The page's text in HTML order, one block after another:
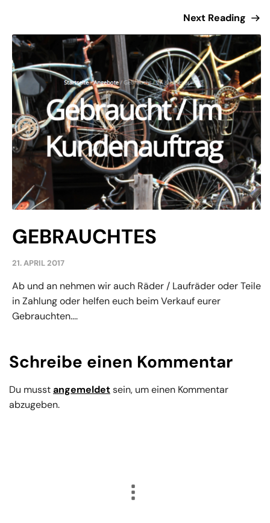
Next Reading
GEBRAUCHTES
21. APRIL 2017
Ab und an nehmen wir auch Räder / Laufräder oder Teile
in Zahlung oder helfen euch beim Verkauf eurer
Gebrauchten....
Schreibe einen Kommentar
Du musstangemeldetsein, um einen Kommentar
abzugeben.